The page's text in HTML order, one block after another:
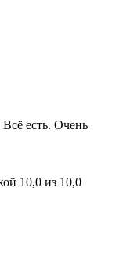
есть. Очень
10,0 из 10,0